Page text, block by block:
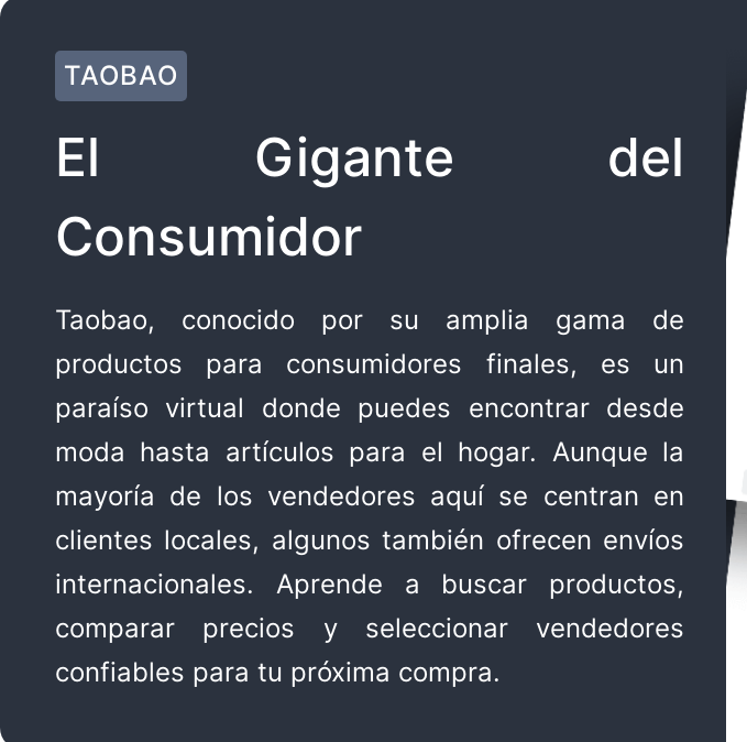
TAOBAO
El Gigante del
Consumidor
Taobao, conocido por su amplia gama de
productos para consumidores finales, es un
paraíso virtual donde puedes encontrar desde
moda hasta artículos para el hogar. Aunque la
mayoría de los vendedores aquí se centran en
clientes locales, algunos también ofrecen envíos
internacionales. Aprende a buscar productos,
comparar precios y seleccionar vendedores
confiables para tu próxima compra.